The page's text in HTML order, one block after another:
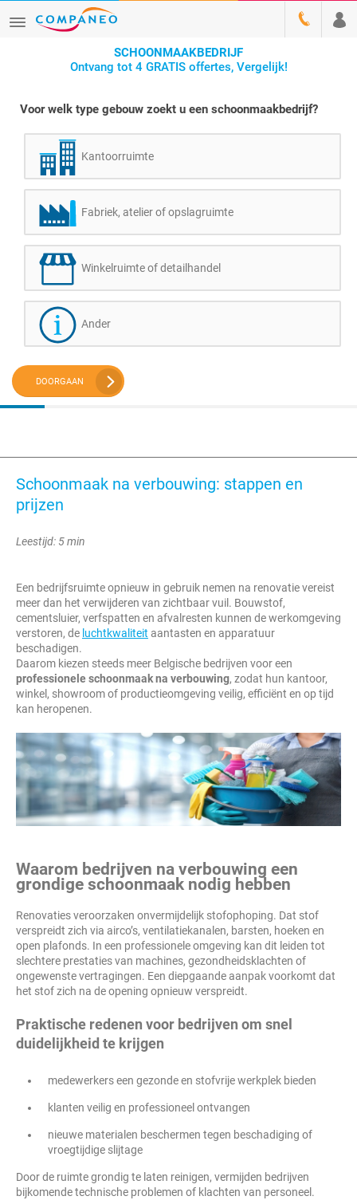
SCHOONMAAKBEDRIJF
Ontvang tot 4 GRATIS offertes, Vergelijk!
Voor welk type gebouw zoekt u een schoonmaakbedrijf?
Kantoorruimte
Fabriek, atelier of opslagruimte
Winkelruimte of detailhandel
Ander
DOORGAAN
Schoonmaak na verbouwing: stappen en
prijzen
Leestijd: 5 min
Een bedrijfsruimte opnieuw in gebruik nemen na renovatie vereist
meer dan het verwijderen van zichtbaar vuil. Bouwstof,
cementsluier, verfspatten en afvalresten kunnen de werkomgeving
verstoren, de luchtkwaliteit aantasten en apparatuur
beschadigen.
Daarom kiezen steeds meer Belgische bedrijven voor een
professionele schoonmaak na verbouwing, zodat hun kantoor,
winkel, showroom of productieomgeving veilig, efficiënt en op tijd
kan heropenen.
Waarom bedrijven na verbouwing een
grondige schoonmaak nodig hebben
Renovaties veroorzaken onvermijdelijk stofophoping. Dat stof
verspreidt zich via airco’s, ventilatiekanalen, barsten, hoeken en
open plafonds. In een professionele omgeving kan dit leiden tot
slechtere prestaties van machines, gezondheidsklachten of
ongewenste vertragingen. Een diepgaande aanpak voorkomt dat
het stof zich na de opening opnieuw verspreidt.
Praktische redenen voor bedrijven om snel
duidelijkheid te krijgen
medewerkers een gezonde en stofvrije werkplek bieden
klanten veilig en professioneel ontvangen
nieuwe materialen beschermen tegen beschadiging of
vroegtijdige slijtage
Door de ruimte grondig te laten reinigen, vermijden bedrijven
bijkomende technische problemen of klachten van personeel.